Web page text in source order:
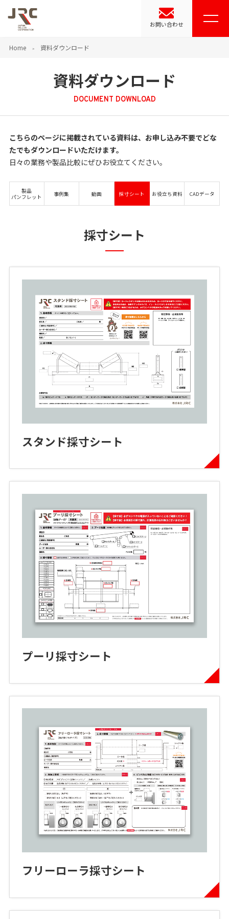
お問い合わせ
Home 資料ダウンロード
資料ダウンロード
DOCUMENT DOWNLOAD
こちらのページに掲載されている資料は、お申し込み不要でどな
たでもダウンロードいただけます。
日々の業務や製品比較にぜひお役立てください。
製品
パンフレット
事例集 動画 採寸シート お役立ち資料 CADデータ
採寸シート
スタンド採寸シート
プーリ採寸シート
フリーローラ採寸シート